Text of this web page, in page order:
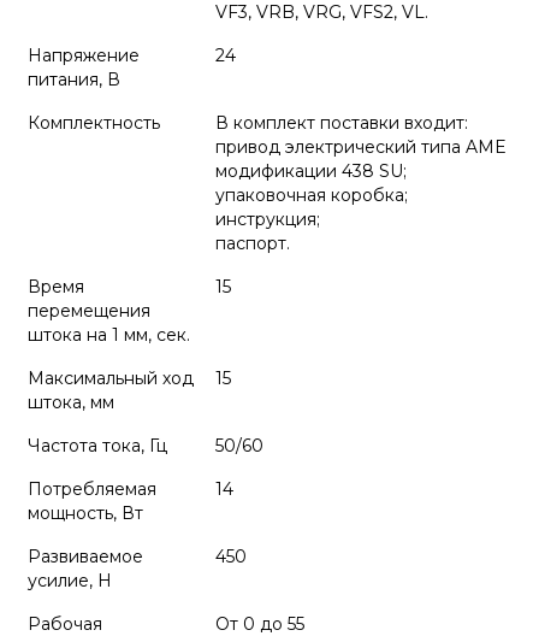
VF3, VRB, VRG, VFS2, VL.
Напряжение
питания, В
24
Комплектность
В комплект поставки входит:
привод электрический типа AME
модификации 438 SU;
упаковочная коробка;
инструкция;
паспорт.
Время
перемещения
штока на 1 мм, сек.
15
Максимальный ход
штока, мм
15
Частота тока, Гц
50/60
Потребляемая
мощность, Вт
14
Развиваемое
усилие, Н
450
Рабочая
От 0 до 55